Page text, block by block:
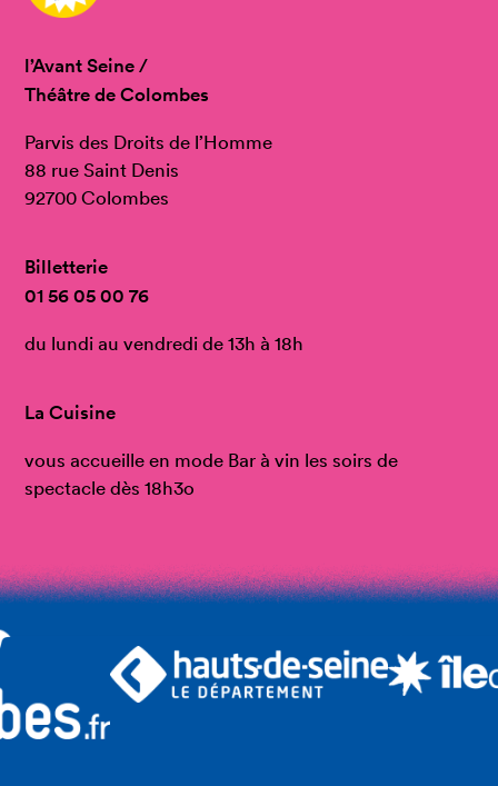
l’Avant Seine /
Théâtre de Colombes
Parvis des Droits de l’Homme
88 rue Saint Denis
92700 Colombes
Billetterie
01 56 05 00 76
du lundi au vendredi de 13h à 18h
La Cuisine
vous accueille en mode Bar à vin les soirs de
spectacle dès 18h3o